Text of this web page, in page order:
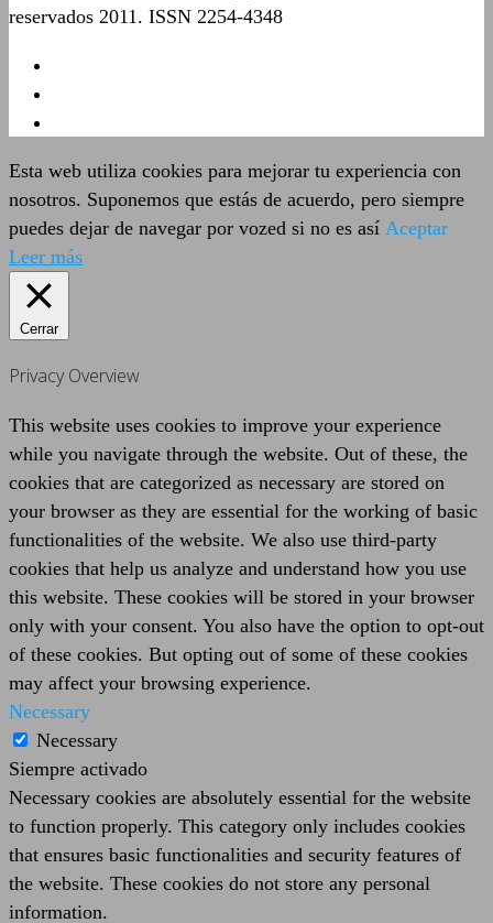
reservados 2011. ISSN 2254-4348
Esta web utiliza cookies para mejorar tu experiencia con
nosotros. Suponemos que estás de acuerdo, pero siempre
puedes dejar de navegar por vozed si no es así Aceptar
Leer más
Cerrar
Privacy Overview
This website uses cookies to improve your experience
while you navigate through the website. Out of these, the
cookies that are categorized as necessary are stored on
your browser as they are essential for the working of basic
functionalities of the website. We also use third-party
cookies that help us analyze and understand how you use
this website. These cookies will be stored in your browser
only with your consent. You also have the option to opt-out
of these cookies. But opting out of some of these cookies
may affect your browsing experience.
Necessary
Necessary
Siempre activado
Necessary cookies are absolutely essential for the website
to function properly. This category only includes cookies
that ensures basic functionalities and security features of
the website. These cookies do not store any personal
information.